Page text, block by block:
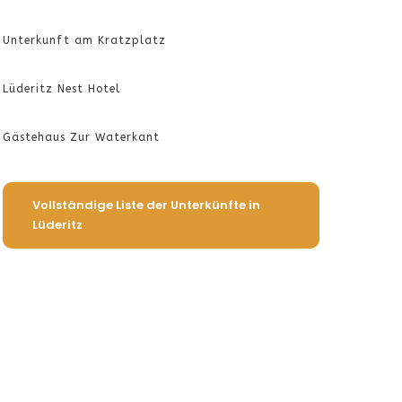
Unterkunft am Kratzplatz
Lüderitz Nest Hotel
Gästehaus Zur Waterkant
Vollständige Liste der Unterkünfte in
Lüderitz